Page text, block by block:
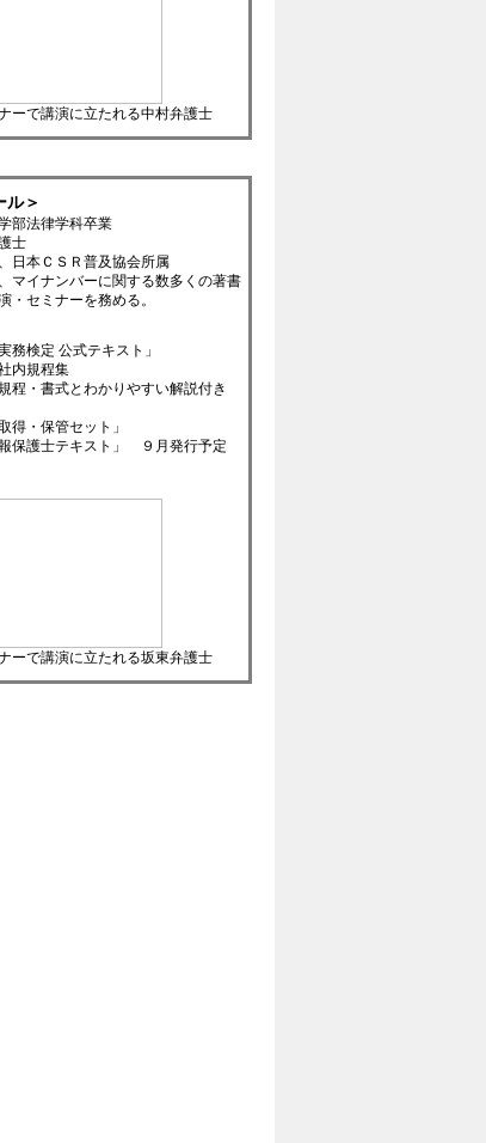
ーで講演に立たれる中村弁護士
ル＞
部法律学科卒業
士
日本ＣＳＲ普及協会所属
マイナンバーに関する数多くの著書
・セミナーを務める。
務検定 公式テキスト」
内規程集
程・書式とわかりやすい解説付き
得・保管セット」
保護士テキスト」 ９月発行予定
ーで講演に立たれる坂東弁護士